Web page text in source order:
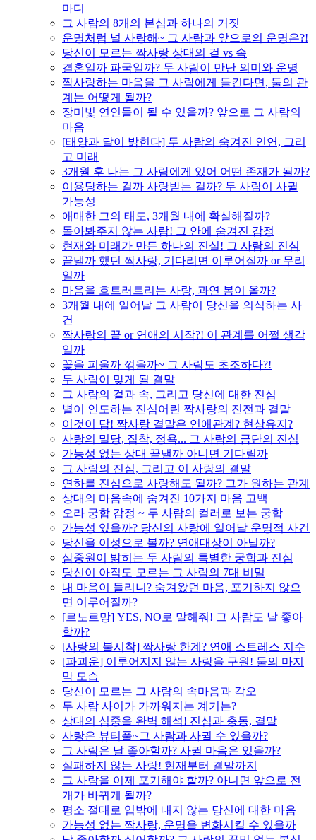
마디
그 사람의 8개의 본심과 하나의 거짓
운명처럼 널 사랑해~ 그 사람과 앞으로의 운명은?!
당신이 모르는 짝사랑 상대의 겉 vs 속
결혼일까 파국일까? 두 사람이 만난 의미와 운명
짝사랑하는 마음을 그 사람에게 들킨다면, 둘의 관
계는 어떻게 될까?
장미빛 연인들이 될 수 있을까? 앞으로 그 사람의
마음
[태양과 달이 밝힌다] 두 사람의 숨겨진 인연, 그리
고 미래
3개월 후 나는 그 사람에게 있어 어떤 존재가 될까?
이용당하는 걸까 사랑받는 걸까? 두 사람이 사귈
가능성
애매한 그의 태도, 3개월 내에 확실해질까?
돌아봐주지 않는 사람! 그 안에 숨겨진 감정
현재와 미래가 만든 하나의 진실! 그 사람의 진심
끝낼까 했던 짝사랑, 기다리면 이루어질까 or 무리
일까
마음을 흐트러트리는 사랑, 과연 봄이 올까?
3개월 내에 일어날 그 사람이 당신을 의식하는 사
건
짝사랑의 끝 or 연애의 시작?! 이 관계를 어쩔 생각
일까
꽃을 피울까 꺾을까~ 그 사람도 초조하다?!
두 사람이 맞게 될 결말
그 사람의 겉과 속, 그리고 당신에 대한 진심
별이 인도하는 진심어린 짝사랑의 진전과 결말
이것이 답! 짝사랑 결말은 연애관계? 현상유지?
사랑의 밀당, 집착, 정욕... 그 사람의 금단의 진심
가능성 없는 상대 끝낼까 아니면 기다릴까
그 사람의 진심, 그리고 이 사랑의 결말
연하를 진심으로 사랑해도 될까? 그가 원하는 관계
상대의 마음속에 숨겨진 10가지 마음 고백
오라 궁합 감정 ~ 두 사람의 컬러로 보는 궁합
가능성 있을까? 당신의 사랑에 일어날 운명적 사건
당신을 이성으로 볼까? 연애대상이 아닐까?
삼중원이 밝히는 두 사람의 특별한 궁합과 진심
당신이 아직도 모르는 그 사람의 7대 비밀
내 마음이 들리니? 숨겨왔던 마음, 포기하지 않으
면 이루어질까?
[르노르망] YES, NO로 말해줘! 그 사람도 날 좋아
할까?
[사랑의 불시착] 짝사랑 한계? 연애 스트레스 지수
[파괴운] 이루어지지 않는 사랑을 구원! 둘의 마지
막 모습
당신이 모르는 그 사람의 속마음과 각오
두 사람 사이가 가까워지는 계기는?
상대의 심중을 완벽 해석! 진심과 충동, 결말
사랑은 뷰티풀~그 사람과 사귈 수 있을까?
그 사람은 날 좋아할까? 사귈 마음은 있을까?
실패하지 않는 사랑! 현재부터 결말까지
그 사람을 이제 포기해야 할까? 아니면 앞으로 전
개가 바뀌게 될까?
평소 절대로 입밖에 내지 않는 당신에 대한 마음
가능성 없는 짝사랑, 운명을 변화시킬 수 있을까